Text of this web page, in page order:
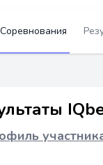
Соревнования